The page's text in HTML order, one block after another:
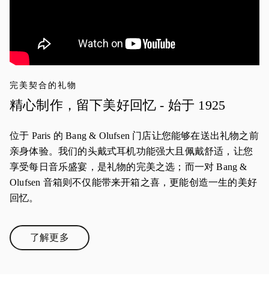
完美契合的礼物
精心制作，留下美好回忆 - 始于 1925
位于 Paris 的 Bang & Olufsen 门店让您能够在送出礼物之前
亲身体验。我们的头戴式耳机功能强大且佩戴舒适，让您
享受每日音乐盛宴，是礼物的完美之选；而一对 Bang &
Olufsen 音箱则不仅能带来开箱之喜，更能创造一生的美好
回忆。
了解更多Link Opens in New Tab